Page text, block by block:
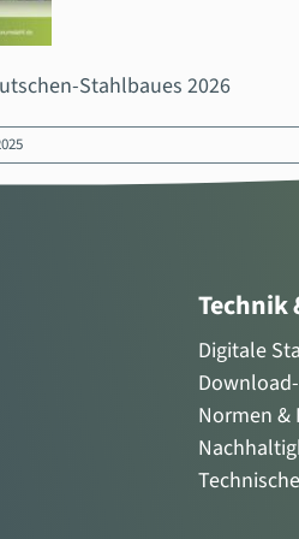
Stahlbaues 2026
Technik
Digitale
Normen &